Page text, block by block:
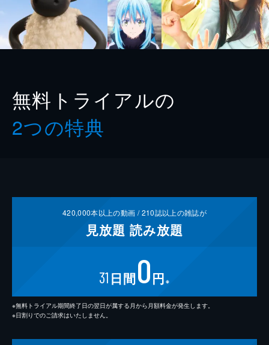
無料トライアルの
2つの特典
420,000本以上の動画 /210誌以上の雑誌が
見放題 読み放題
31 日間0円 ※
※無料トライアル期間終了日の翌日が属する月から月額料金が発生します。
※日割りでのご請求はいたしません。